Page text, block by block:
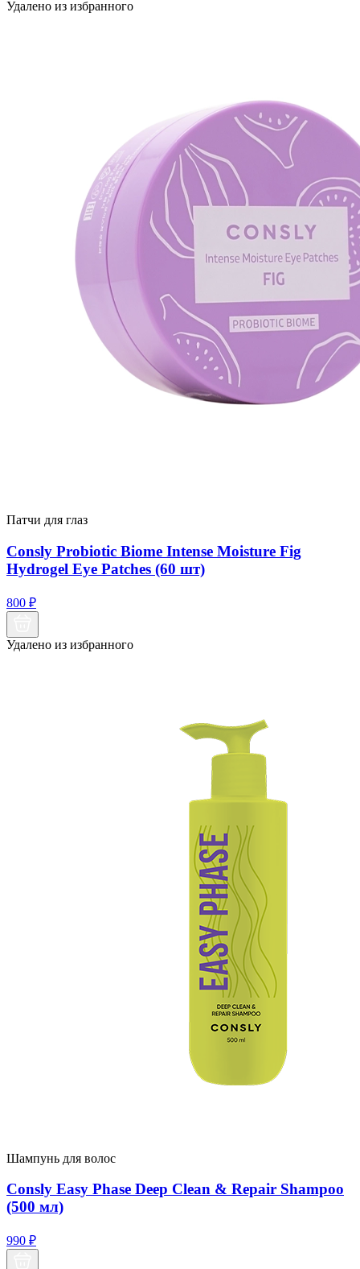
Удалено из избранного
Патчи для глаз
Consly Probiotic Biome Intense Moisture Fig
Hydrogel Eye Patches (60 шт)
800 ₽
Удалено из избранного
Шампунь для волос
Consly Easy Phase Deep Clean & Repair Shampoo
(500 мл)
990 ₽